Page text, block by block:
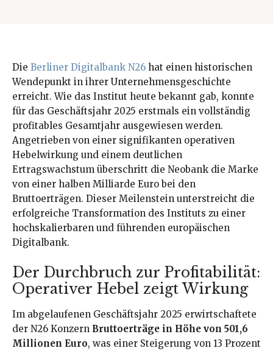
Die Berliner Digitalbank N26 hat einen historischen
Wendepunkt in ihrer Unternehmensgeschichte
erreicht. Wie das Institut heute bekannt gab, konnte
für das Geschäftsjahr 2025 erstmals ein vollständig
profitables Gesamtjahr ausgewiesen werden.
Angetrieben von einer signifikanten operativen
Hebelwirkung und einem deutlichen
Ertragswachstum überschritt die Neobank die Marke
von einer halben Milliarde Euro bei den
Bruttoerträgen. Dieser Meilenstein unterstreicht die
erfolgreiche Transformation des Instituts zu einer
hochskalierbaren und führenden europäischen
Digitalbank.
Der Durchbruch zur Profitabilität:
Operativer Hebel zeigt Wirkung
Im abgelaufenen Geschäftsjahr 2025 erwirtschaftete
der N26 Konzern Bruttoerträge in Höhe von 501,6
Millionen Euro, was einer Steigerung von 13 Prozent